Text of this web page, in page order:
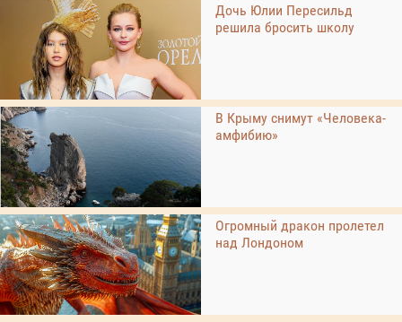
Дочь Юлии Пересильд
решила бросить школу
В Крыму снимут «Человека-
амфибию»
Огромный дракон пролетел
над Лондоном